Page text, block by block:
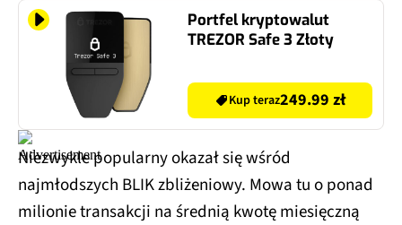
Portfel kryptowalut
TREZOR Safe 3 Złoty
Kup teraz249.99 zł
Niezwykle popularny okazał się wśród
najmłodszych BLIK zbliżeniowy. Mowa tu o ponad
milionie transakcji na średnią kwotę miesięczną